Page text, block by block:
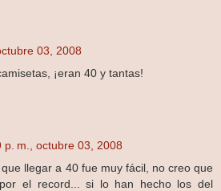
03, 2008
¡eran 40 y tantas!
p. m., octubre 03, 2008
llegar a 40 fue muy fácil, no creo que
el record... si lo han hecho los del